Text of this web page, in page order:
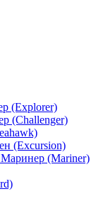
(Explorer)
(Challenger)
(Excursion)
(Mariner)